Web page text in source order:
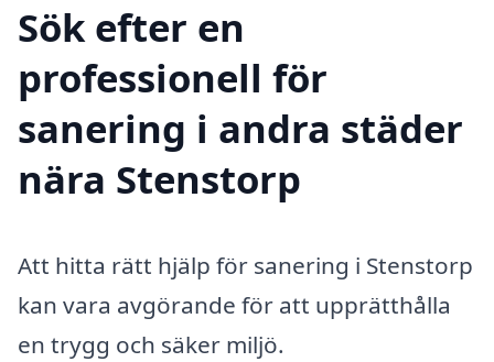
Sök efter en
professionell för
sanering i andra städer
nära Stenstorp
Att hitta rätt hjälp för sanering i Stenstorp
kan vara avgörande för att upprätthålla
en trygg och säker miljö.